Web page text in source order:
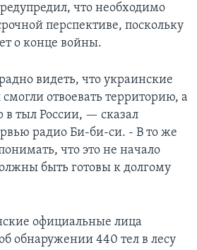
что необходимо
перспективе, поскольку
о конце войны.
видеть, что украинские
отвоевать территорию, а
в тыл России, — сказал
радио Би-би-си. - В то же
что это не начало
быть готовы к долгому
официальные лица
обнаружении 440 тел в лесу